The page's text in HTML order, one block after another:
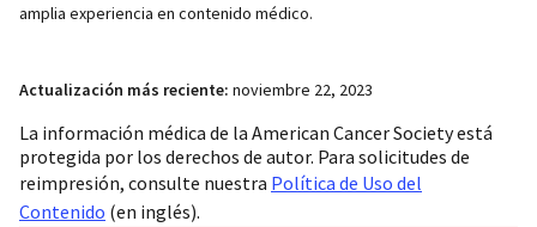
amplia experiencia en contenido médico.
Actualización más reciente: noviembre 22, 2023
La información médica de la American Cancer Society está
protegida por los derechos de autor. Para solicitudes de
reimpresión, consulte nuestra Política de Uso del
Contenido (en inglés).